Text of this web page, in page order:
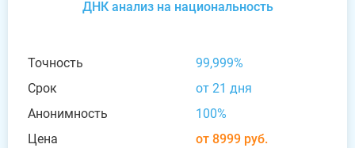
ДНК анализ на национальность
Точность
99,999%
Срок
от 21 дня
Анонимность
100%
Цена
от 8999 руб.